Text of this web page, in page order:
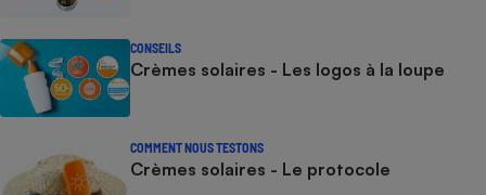
CONSEILS
Crèmes solaires - Les logos à la loupe
COMMENT NOUS TESTONS
Crèmes solaires - Le protocole